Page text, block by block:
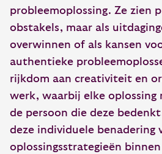
probleemoplossing. Ze zien
obstakels, maar als
overwinnen of als kansen
authentieke
rijkdom aan creativiteit en
werk, waarbij elke oplossing
de persoon die deze
deze individuele benadering
oplossingsstrategieën